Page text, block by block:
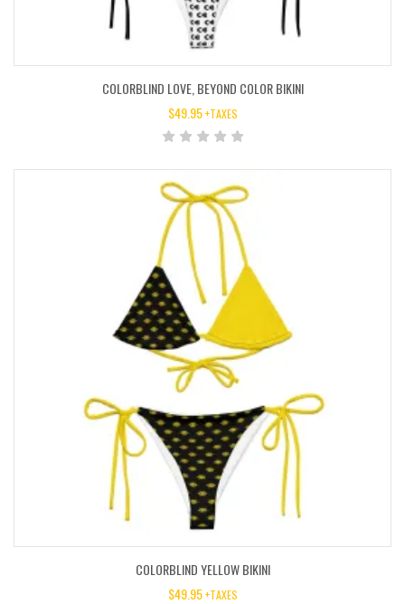
COLORBLIND LOVE, BEYOND COLOR BIKINI
$49.95 +TAXES
COLORBLIND YELLOW BIKINI
$49.95 +TAXES